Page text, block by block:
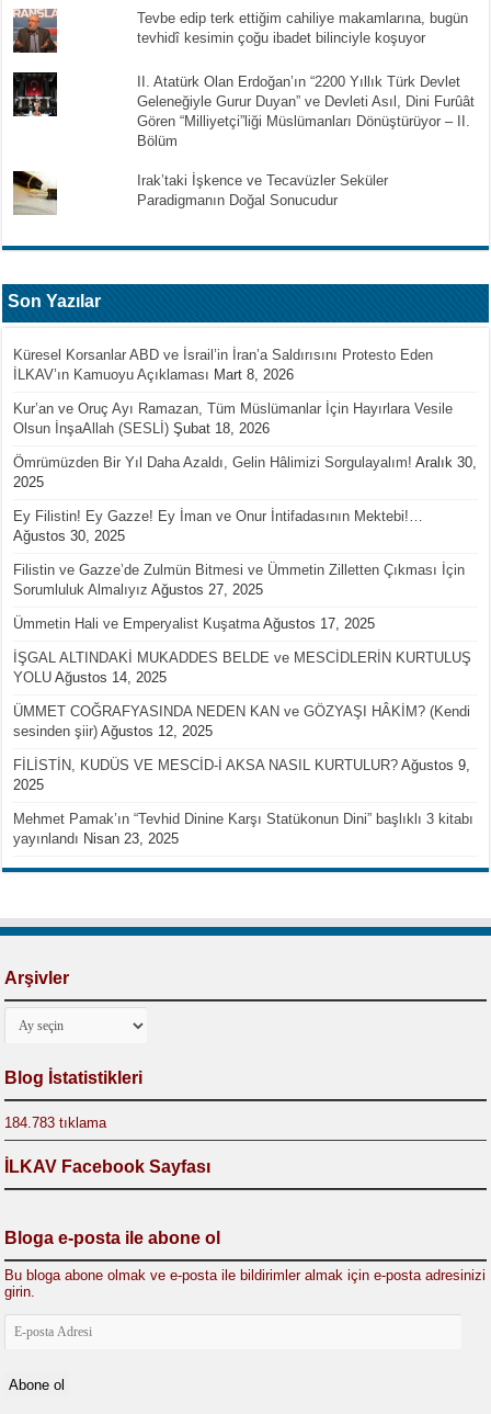
Tevbe edip terk ettiğim cahiliye makamlarına, bugün
tevhidî kesimin çoğu ibadet bilinciyle koşuyor
II. Atatürk Olan Erdoğan’ın “2200 Yıllık Türk Devlet
Geleneğiyle Gurur Duyan” ve Devleti Asıl, Dini Furûât
Gören “Milliyetçi”liği Müslümanları Dönüştürüyor – II.
Bölüm
Irak’taki İşkence ve Tecavüzler Seküler
Paradigmanın Doğal Sonucudur
Son Yazılar
Küresel Korsanlar ABD ve İsrail’in İran’a Saldırısını Protesto Eden
İLKAV’ın Kamuoyu Açıklaması Mart 8, 2026
Kur’an ve Oruç Ayı Ramazan, Tüm Müslümanlar İçin Hayırlara Vesile
Olsun İnşaAllah (SESLİ) Şubat 18, 2026
Ömrümüzden Bir Yıl Daha Azaldı, Gelin Hâlimizi Sorgulayalım! Aralık 30,
2025
Ey Filistin! Ey Gazze! Ey İman ve Onur İntifadasının Mektebi!…
Ağustos 30, 2025
Filistin ve Gazze’de Zulmün Bitmesi ve Ümmetin Zilletten Çıkması İçin
Sorumluluk Almalıyız Ağustos 27, 2025
Ümmetin Hali ve Emperyalist Kuşatma Ağustos 17, 2025
İŞGAL ALTINDAKİ MUKADDES BELDE ve MESCİDLERİN KURTULUŞ
YOLU Ağustos 14, 2025
ÜMMET COĞRAFYASINDA NEDEN KAN ve GÖZYAŞI HÂKİM? (Kendi
sesinden şiir) Ağustos 12, 2025
FİLİSTİN, KUDÜS VE MESCİD-İ AKSA NASIL KURTULUR? Ağustos 9,
2025
Mehmet Pamak’ın “Tevhid Dinine Karşı Statükonun Dini” başlıklı 3 kitabı
yayınlandı Nisan 23, 2025
Arşivler
Arşivler
Blog İstatistikleri
184.783 tıklama
İLKAV Facebook Sayfası
Bloga e-posta ile abone ol
Bu bloga abone olmak ve e-posta ile bildirimler almak için e-posta adresinizi
girin.
E-
posta
Abone ol